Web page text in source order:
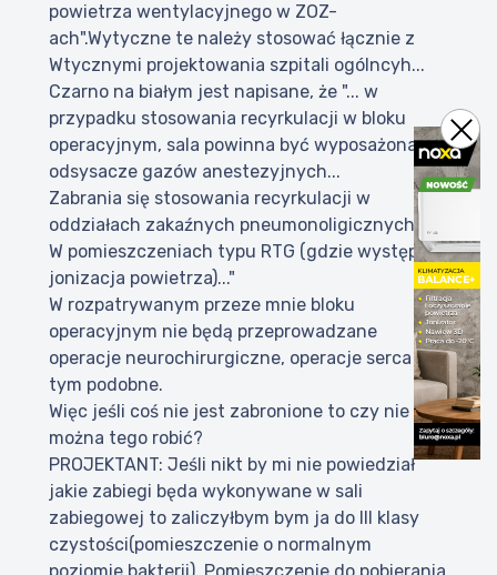
powietrza wentylacyjnego w ZOZ-
ach".Wytyczne te należy stosować łącznie z
Wtycznymi projektowania szpitali ogólncyh...
Czarno na białym jest napisane, że "... w
przypadku stosowania recyrkulacji w bloku
operacyjnym, sala powinna być wyposażona w
odsysacze gazów anestezyjnych...
Zabrania się stosowania recyrkulacji w
oddziałach zakaźnych pneumonoligicznych,
W pomieszczeniach typu RTG (gdzie występuje
jonizacja powietrza)..."
W rozpatrywanym przeze mnie bloku
operacyjnym nie będą przeprowadzane
operacje neurochirurgiczne, operacje serca czy
tym podobne.
Więc jeśli coś nie jest zabronione to czy nie
można tego robić?
PROJEKTANT: Jeśli nikt by mi nie powiedział
jakie zabiegi będa wykonywane w sali
zabiegowej to zaliczyłbym bym ja do III klasy
czystości(pomieszczenie o normalnym